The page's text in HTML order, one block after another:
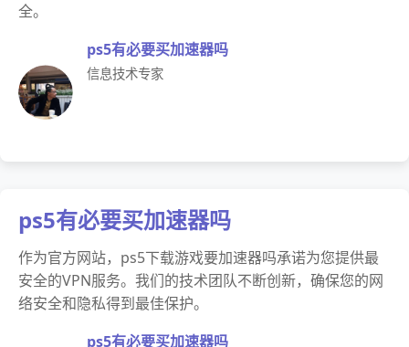
全。
ps5有必要买加速器吗
信息技术专家
ps5有必要买加速器吗
作为官方网站，ps5下载游戏要加速器吗承诺为您提供最
安全的VPN服务。我们的技术团队不断创新，确保您的网
络安全和隐私得到最佳保护。
ps5有必要买加速器吗